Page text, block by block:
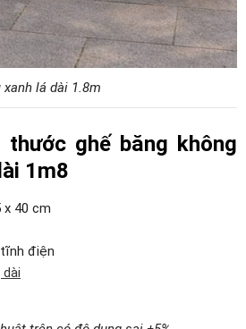
xanh lá dài 1.8m
ghế băng không
1m8
x 40 cm
điện
dài